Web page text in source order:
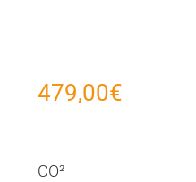
479,00€
CO²